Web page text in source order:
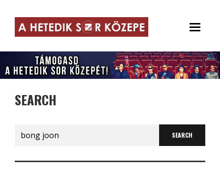
SEARCH
Search
for: